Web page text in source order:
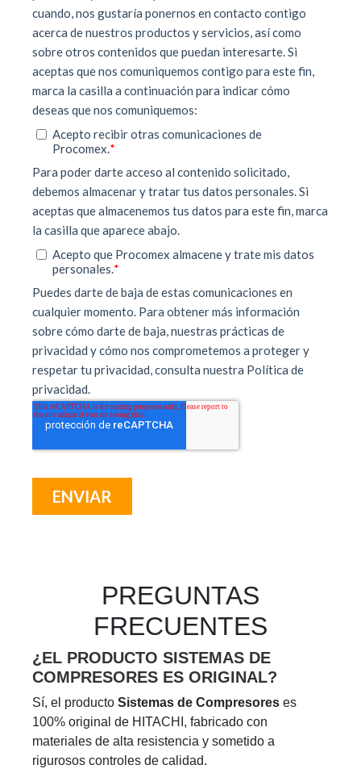
PREGUNTAS
FRECUENTES
¿EL PRODUCTO SISTEMAS DE
COMPRESORES ES ORIGINAL?
Sí, el producto Sistemas de Compresores es
100% original de HITACHI, fabricado con
materiales de alta resistencia y sometido a
rigurosos controles de calidad.